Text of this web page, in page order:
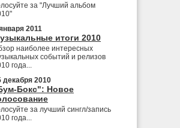
за "Лучший альбом
2011
итоги 2010
наиболее интересных
событий и релизов
года...
декабря 2010
Бокс": Новое
за лучший сингл/запись
года...